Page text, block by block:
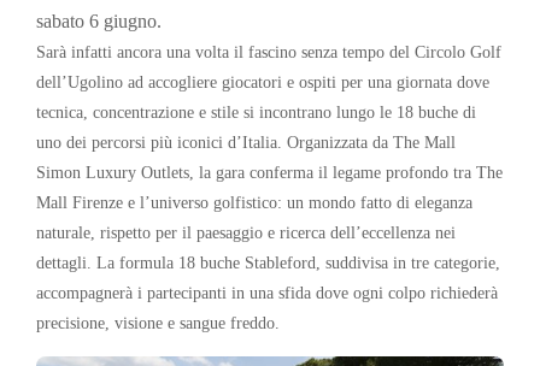
sabato 6 giugno.
Sarà infatti ancora una volta il fascino senza tempo del Circolo Golf
dell’Ugolino ad accogliere giocatori e ospiti per una giornata dove
tecnica, concentrazione e stile si incontrano lungo le 18 buche di
uno dei percorsi più iconici d’Italia. Organizzata da The Mall
Simon Luxury Outlets , la gara conferma il legame profondo tra The
Mall Firenze e l’universo golfistico: un mondo fatto di eleganza
naturale, rispetto per il paesaggio e ricerca dell’eccellenza nei
dettagli. La formula 18 buche Stableford, suddivisa in tre categorie,
accompagnerà i partecipanti in una sfida dove ogni colpo richiederà
precisione, visione e sangue freddo.